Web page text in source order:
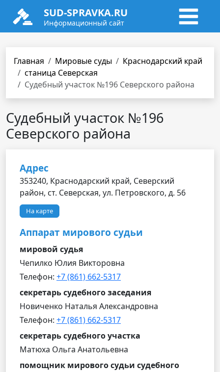
SUD-SPRAVKA.RU
Информационный сайт
Главная Мировые суды
Краснодарский край
станица Северская
Судебный участок №196 Северского района
Судебный участок №196
Северского района
Адрес
353240, Краснодарский край, Северский
район, ст. Северская, ул. Петровского, д. 56
На карте
Аппарат мирового судьи
мировой судья
Чепилко Юлия Викторовна
Телефон: +7 (861) 662-5317
секретарь судебного заседания
Новиченко Наталья Александровна
Телефон: +7 (861) 662-5317
секретарь судебного участка
Матюха Ольга Анатольевна
помощник мирового судьи судебного